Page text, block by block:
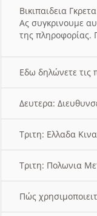
Βικιπαιδεια
Ας συγκρινουμε
της
Εδω δηλώνετε τις
Δευτερα:
Τριτη: Ελλαδα
Τριτη: Πολωνια
Πώς